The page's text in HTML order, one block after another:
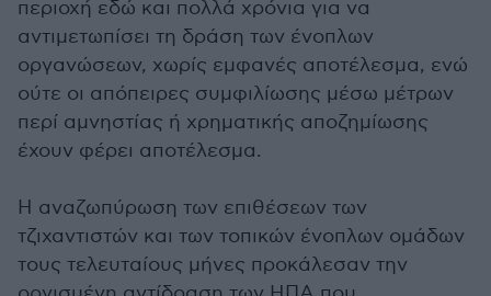
περιοχή εδώ και πολλά χρόνια για να
αντιμετωπίσει τη δράση των ένοπλων
οργανώσεων, χωρίς εμφανές αποτέλεσμα, ενώ
ούτε οι απόπειρες συμφιλίωσης μέσω μέτρων
περί αμνηστίας ή χρηματικής αποζημίωσης
έχουν φέρει αποτέλεσμα.
Η αναζωπύρωση των επιθέσεων των
τζιχαντιστών και των τοπικών ένοπλων ομάδων
τους τελευταίους μήνες προκάλεσαν την